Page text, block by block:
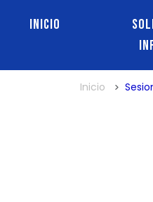
Inicio
Inicio